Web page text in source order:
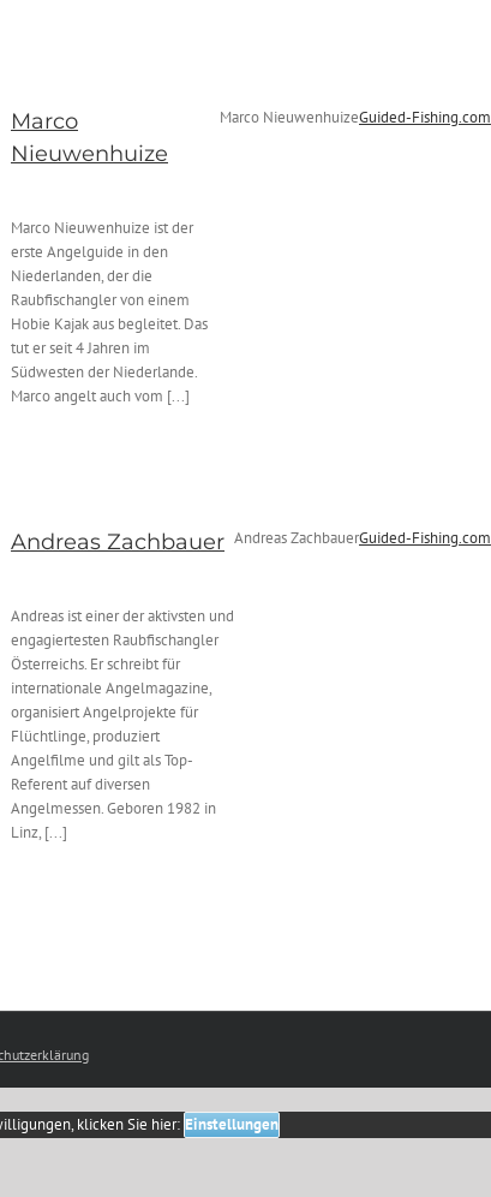
Marco
Nieuwenhuize
Marco Nieuwenhuize ist der
erste Angelguide in den
Niederlanden, der die
Raubfischangler von einem
Hobie Kajak aus begleitet. Das
tut er seit 4 Jahren im
Südwesten der Niederlande.
Marco angelt auch vom [...]
Marco NieuwenhuizeGuided-Fishing.com
Andreas Zachbauer
Andreas ist einer der aktivsten und
engagiertesten Raubfischangler
Österreichs. Er schreibt für
internationale Angelmagazine,
organisiert Angelprojekte für
Flüchtlinge, produziert
Angelfilme und gilt als Top-
Referent auf diversen
Angelmessen. Geboren 1982 in
Linz, [...]
Andreas ZachbauerGuided-Fishing.com
klicken Sie hier: Einstellungen